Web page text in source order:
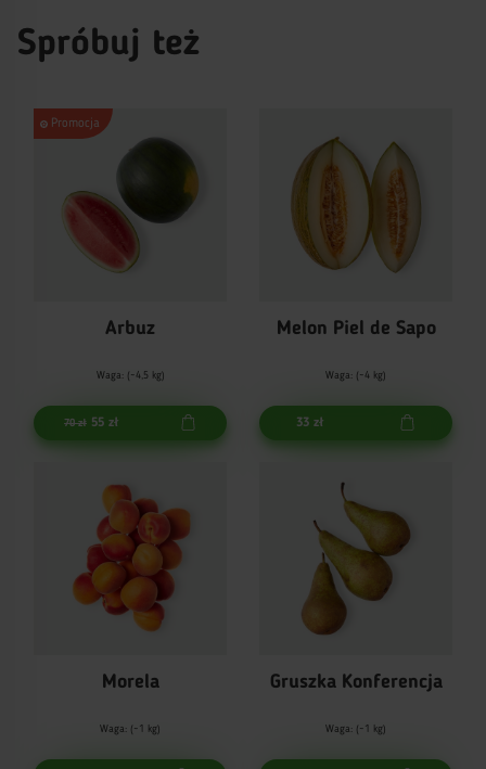
Spróbuj też
Promocja
Arbuz
Waga: (~4,5 kg)
70 zł 55 zł
Melon Piel de Sapo
Waga: (~4 kg)
33 zł
Morela
Waga: (~1 kg)
Gruszka Konferencja
Waga: (~1 kg)